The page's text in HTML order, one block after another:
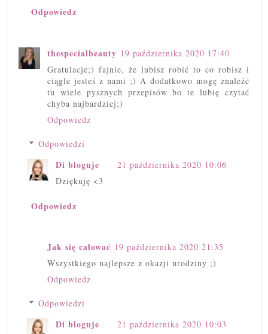
Odpowiedz
thespecialbeauty 19 października 2020 17:40
Gratulacje;) fajnie, że lubisz robić to co robisz i
ciągle jesteś z nami ;) A dodatkowo mogę znaleźć
tu wiele pysznych przepisów bo te lubię czytać
chyba najbardziej;)
Odpowiedz
Odpowiedzi
Di bloguje
21 października 2020 10:06
Dziękuję <3
Odpowiedz
Jak się całować 19 października 2020 21:35
Wszystkiego najlepsze z okazji urodziny ;)
Odpowiedz
Odpowiedzi
Di bloguje
21 października 2020 10:03